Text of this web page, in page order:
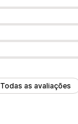
Todas as avaliações